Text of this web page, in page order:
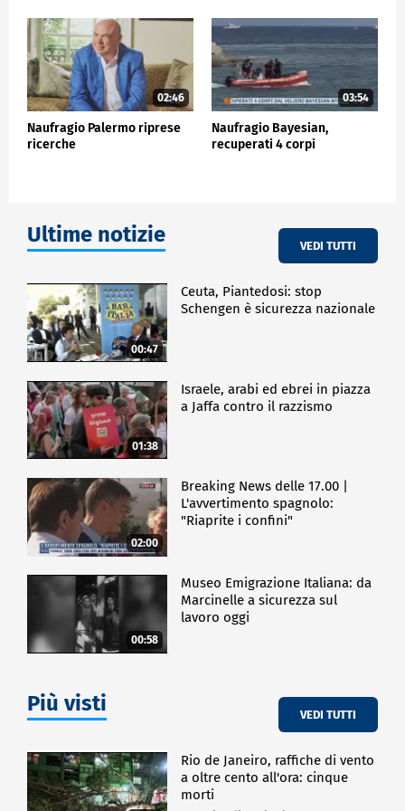
02:46
Naufragio Palermo riprese
ricerche
03:54
Naufragio Bayesian,
recuperati 4 corpi
Ultime notizie VEDI TUTTI
00:47
Ceuta, Piantedosi: stop
Schengen è sicurezza nazionale
01:38
Israele, arabi ed ebrei in piazza
a Jaffa contro il razzismo
02:00
Breaking News delle 17.00 |
L'avvertimento spagnolo:
"Riaprite i confini"
00:58
Museo Emigrazione Italiana: da
Marcinelle a sicurezza sul
lavoro oggi
Più visti VEDI TUTTI
Rio de Janeiro, raffiche di vento
a oltre cento all'ora: cinque
morti